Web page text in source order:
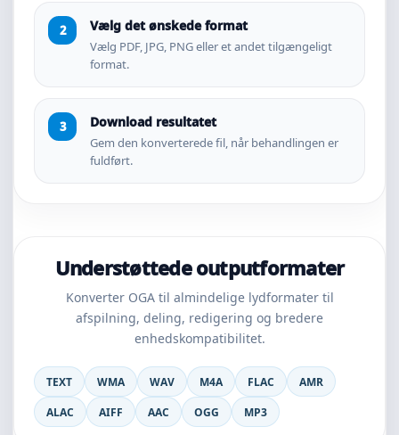
Vælg det ønskede format
Vælg PDF, JPG, PNG eller et andet tilgængeligt
format.
Download resultatet
Gem den konverterede fil, når behandlingen er
fuldført.
Understøttede outputformater
Konverter OGA til almindelige lydformater til
afspilning, deling, redigering og bredere
enhedskompatibilitet.
TEXT WMA WAV M4A FLAC
AMR
ALAC
AIFF AAC OGG MP3